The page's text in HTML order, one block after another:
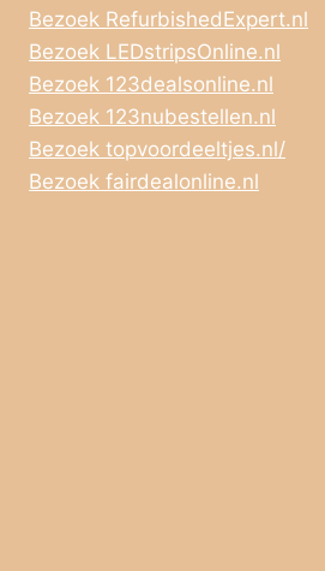
Bezoek RefurbishedExpert.nl
Bezoek LEDstripsOnline.nl
Bezoek 123dealsonline.nl
Bezoek 123nubestellen.nl
Bezoek topvoordeeltjes.nl/
Bezoek fairdealonline.nl